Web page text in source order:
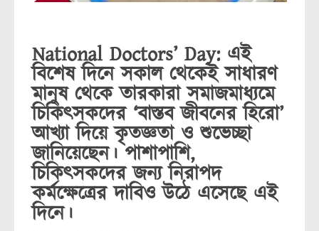
National Doctors’ Day: এই
বিশেষ দিনে সকাল থেকেই সাধারণ
মানুষ থেকে তারকারা সমাজমাধ্যমে
চিকিৎসকদের ‘বাস্তব জীবনের হিরো’
আখ্যা দিয়ে কৃতজ্ঞতা ও শুভেচ্ছা
জানিয়েছেন। পাশাপাশি,
চিকিৎসকদের জন্য নিরাপদ
কর্মক্ষেত্রের দাবিও উঠে এসেছে এই
দিনে।